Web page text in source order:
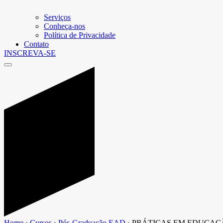
Serviços
Conheça-nos
Política de Privacidade
Contato
INSCREVA-SE